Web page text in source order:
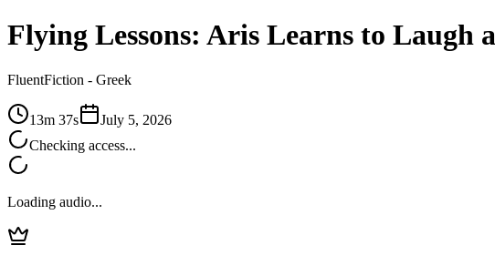
Flying Lessons: Aris Learns to Laugh
FluentFiction - Greek
13m 37s
July 5, 2026
Checking access...
Loading audio...